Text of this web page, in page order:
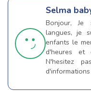
Selma
Bonjour, Je
langues, je
enfants le
d'heures et
N'hesitez